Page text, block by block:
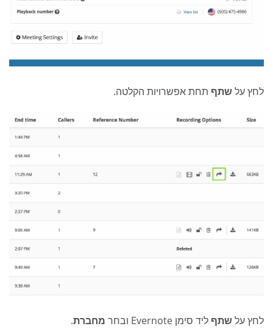
לחץ עלשתף תחת אפשרויות הקלטה.
לחץ עלשתף ליד סימן Evernote ובחר מחברת.